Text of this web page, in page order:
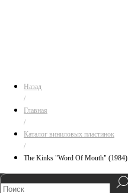
Назад
/
Главная
/
Каталог виниловых пластинок
/
The Kinks "Word Of Mouth" (1984)